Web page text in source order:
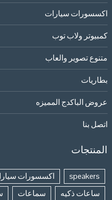
اكسسورات سيارات
كمبيوتر ولاب توب
متنوع تصوير والعاب
بطاريات
عروض الباكدج المميزه
اتصل بنا
المنتجات
speakers اكسسورات
ساعات ذكيه
سماعات